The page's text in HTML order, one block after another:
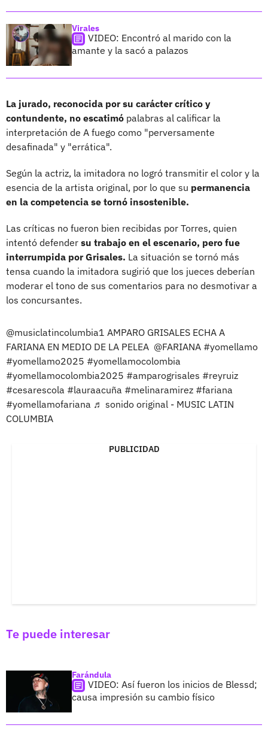
Virales
VIDEO: Encontró al marido con la
amante y la sacó a palazos
La jurado, reconocida por su carácter crítico y
contundente, no escatimó palabras al calificar la
interpretación de A fuego como "perversamente
desafinada" y "errática".
Según la actriz, la imitadora no logró transmitir el color y la
esencia de la artista original, por lo que su permanencia
en la competencia se tornó insostenible.
Las críticas no fueron bien recibidas por Torres, quien
intentó defender su trabajo en el escenario, pero fue
interrumpida por Grisales. La situación se tornó más
tensa cuando la imitadora sugirió que los jueces deberían
moderar el tono de sus comentarios para no desmotivar a
los concursantes.
@musiclatincolumbia1 AMPARO GRISALES ECHA A
FARIANA EN MEDIO DE LA PELEA @FARIANA #yomellamo
#yomellamo2025 #yomellamocolombia
#yomellamocolombia2025 #amparogrisales #reyruiz
#cesarescola #lauraacuña #melinaramirez #fariana
#yomellamofariana ♬ sonido original - MUSIC LATIN
COLUMBIA
PUBLICIDAD
Te puede interesar
Farándula
VIDEO: Así fueron los inicios de Blessd;
causa impresión su cambio físico